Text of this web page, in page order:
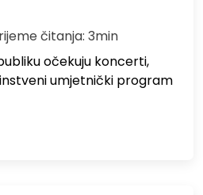
čitanja: 3min
očekuju koncerti,
umjetnički program